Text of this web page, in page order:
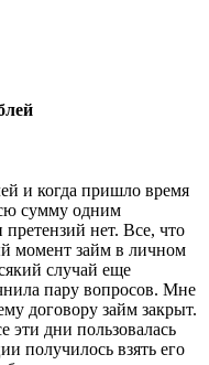
и когда пришло время
сумму одним
нет. Все, что
момент займ в личном
случай еще
пару вопросов. Мне
договору займ закрыт.
эти дни пользовалась
получилось взять его